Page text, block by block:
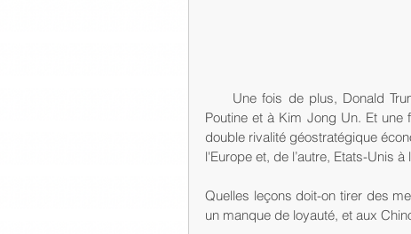
Poutine et à Kim Jong Un. Et une
double rivalité géostratégique
l'Europe et, de l’autre, Etats-Unis à
Quelles leçons doit-on tirer des
un manque de loyauté, et aux